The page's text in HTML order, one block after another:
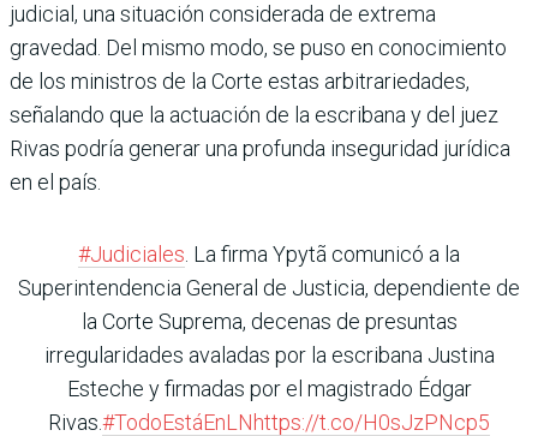
judicial, una situación considerada de extrema
gravedad. Del mismo modo, se puso en conocimiento
de los ministros de la Corte estas arbitrariedades,
señalando que la actuación de la escribana y del juez
Rivas podría generar una profunda inseguridad jurídica
en el país.
#Judiciales . La firma Ypytã comunicó a la
Superintendencia General de Justicia, dependiente de
la Corte Suprema, decenas de presuntas
irregularidades avaladas por la escribana Justina
Esteche y firmadas por el magistrado Édgar
Rivas.#TodoEstáEnLNhttps://t.co/H0sJzPNcp5